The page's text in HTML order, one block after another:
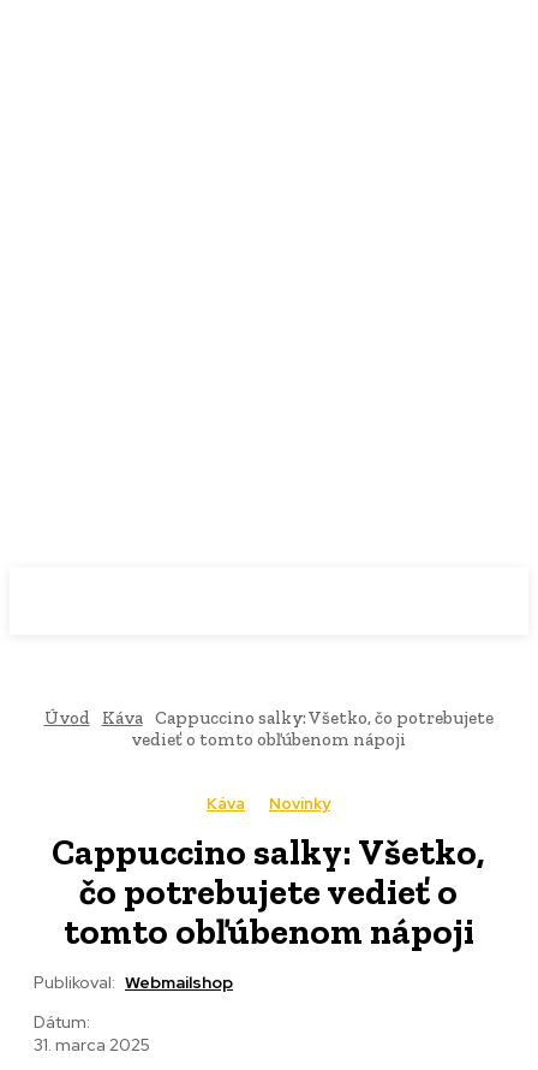
Úvod Káva Cappuccino salky: Všetko, čo potrebujete
vedieť o tomto obľúbenom nápoji
Káva Novinky
Cappuccino salky: Všetko,
čo potrebujete vedieť o
tomto obľúbenom nápoji
Publikoval: Webmailshop
Dátum:
31. marca 2025